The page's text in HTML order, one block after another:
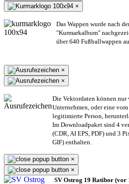
×
Das Wappen wurde nach
"Kurmarkalbum"
über 640 Fußballwappen
×
×
Die Vektordaten können
Unternehmen, oder eine
legitimierte Person,
Im Downloadpaket sind 4
(CDR, AI EPS, PDF) und 3
GIF) enthalten.
×
×
SV Ostrog 19 Ratibor (vor